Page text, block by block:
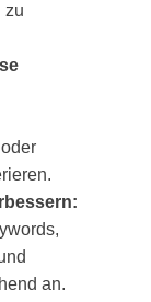
zu
an.